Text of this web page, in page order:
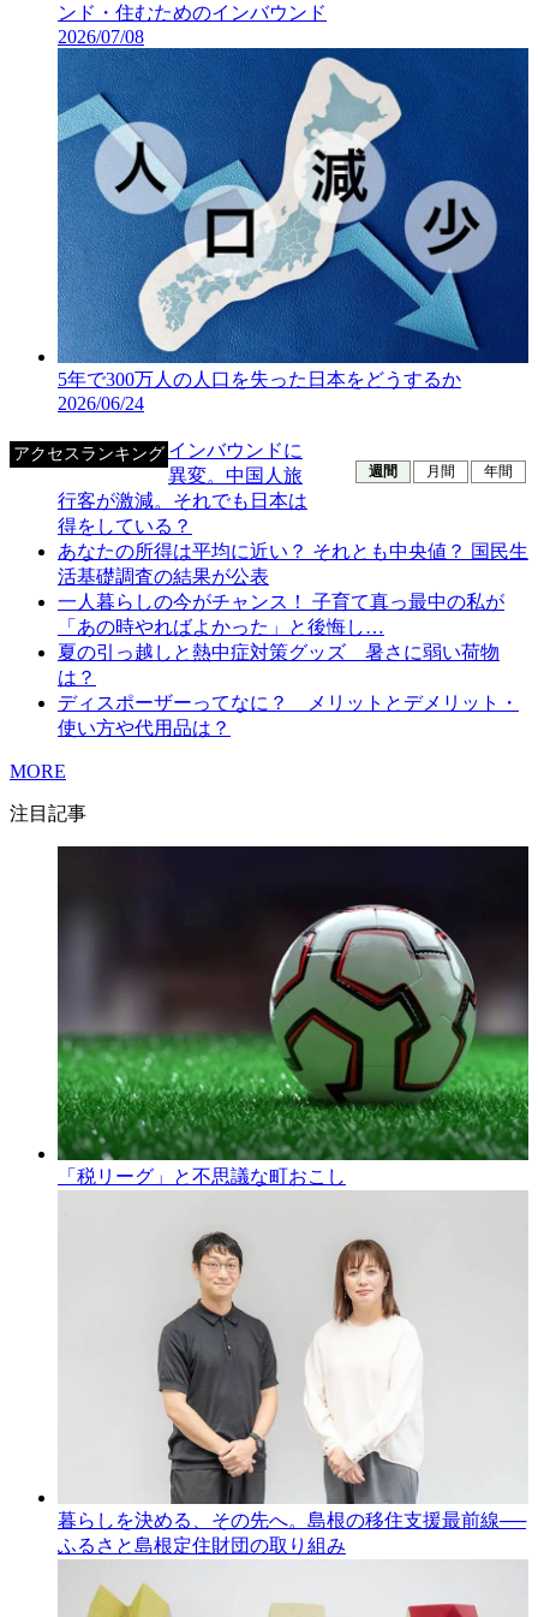
ンド・住むためのインバウンド
2026/07/08
5年で300万人の人口を失った日本をどうするか
2026/06/24
アクセスランキング
週間 月間 年間
インバウンドに
異変。中国人旅
行客が激減。それでも日本は
得をしている？
あなたの所得は平均に近い？ それとも中央値？ 国民生
活基礎調査の結果が公表
一人暮らしの今がチャンス！ 子育て真っ最中の私が
「あの時やればよかった」と後悔し…
夏の引っ越しと熱中症対策グッズ 暑さに弱い荷物
は？
ディスポーザーってなに？ メリットとデメリット・
使い方や代用品は？
MORE
注目記事
「税リーグ」と不思議な町おこし
暮らしを決める、その先へ。島根の移住支援最前線──
ふるさと島根定住財団の取り組み